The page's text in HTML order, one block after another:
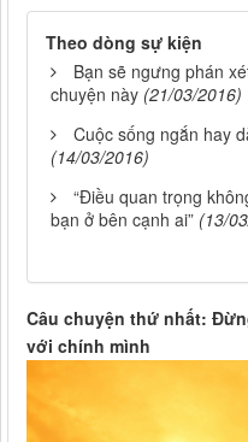
Theo dòng sự kiện
Bạn sẽ ngưng phán
chuyện này (21/03/2016)
Cuộc sống ngắn hay
(14/03/2016)
“Điều quan trọng
bạn ở bên cạnh ai” (13/
Câu chuyện thứ nhất:
với chính mình